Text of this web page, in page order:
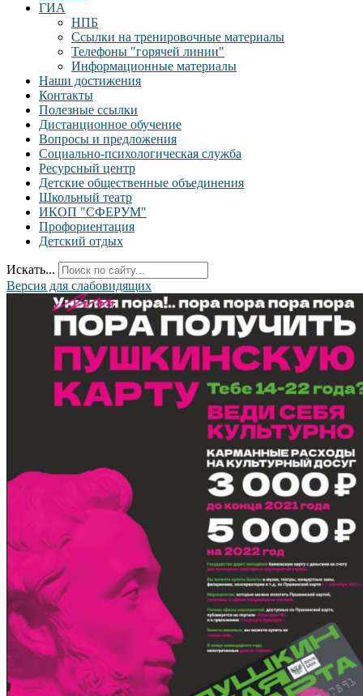
ГИА
НПБ
Ссылки на тренировочные материалы
Телефоны "горячей линии"
Информационные материалы
Наши достижения
Контакты
Полезные ссылки
Дистанционное обучение
Вопросы и предложения
Социально-психологическая служба
Ресурсный центр
Детские общественные объединения
Школьный театр
ИКОП "СФЕРУМ"
Профориентация
Детский отдых
Искать...
Версия для слабовидящих